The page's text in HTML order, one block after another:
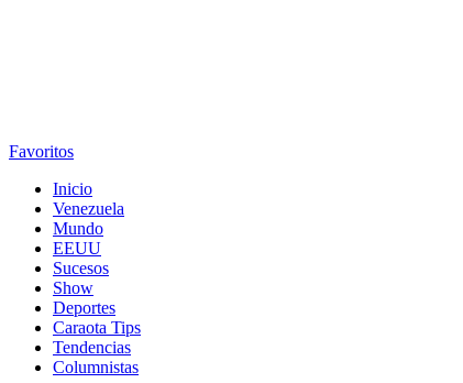
Favoritos
Inicio
Venezuela
Mundo
EEUU
Sucesos
Show
Deportes
Caraota Tips
Tendencias
Columnistas